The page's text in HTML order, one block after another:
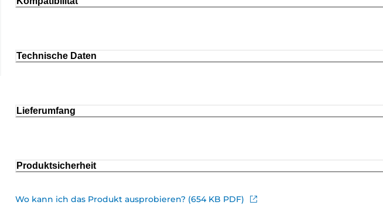
Technische Daten
Lieferumfang
Produktsicherheit
Wo kann ich das Produkt ausprobieren? (654 KB PDF)